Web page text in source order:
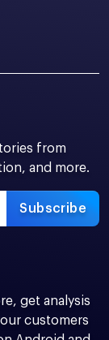
from
and more.
Subscribe
get analysis
customers